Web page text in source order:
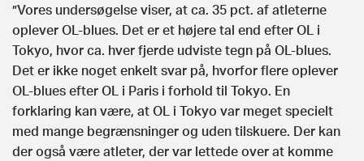
”Vores undersøgelse viser, at ca. 35 pct. af atleterne
oplever OL-blues. Det er et højere tal end efter OL i
Tokyo, hvor ca. hver fjerde udviste tegn på OL-blues.
Det er ikke noget enkelt svar på, hvorfor flere oplever
OL-blues efter OL i Paris i forhold til Tokyo. En
forklaring kan være, at OL i Tokyo var meget specielt
med mange begrænsninger og uden tilskuere. Der kan
der også være atleter, der var lettede over at komme